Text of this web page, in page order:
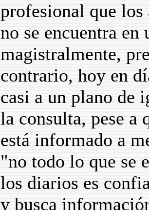
profesional que
no se encuentra en
magistralmente,
contrario, hoy en
casi a un plano de
la consulta, pese a
está informado a
"no todo lo que se
los diarios es
y busca